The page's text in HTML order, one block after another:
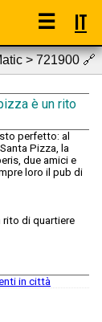
☰ IT
> 721900🔗
è un rito
perfetto: al
Pizza, la
due amici e
loro il pub di
rito di quartiere
in città